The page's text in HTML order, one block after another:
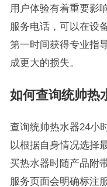
用户体验有着重要影
服务电话，可以在设
第一时间获得专业指
成更大的损失。
如何查询统帅热
查询统帅热水器24小
以根据自身情况选择
买热水器时随产品附
服务页面会明确标注